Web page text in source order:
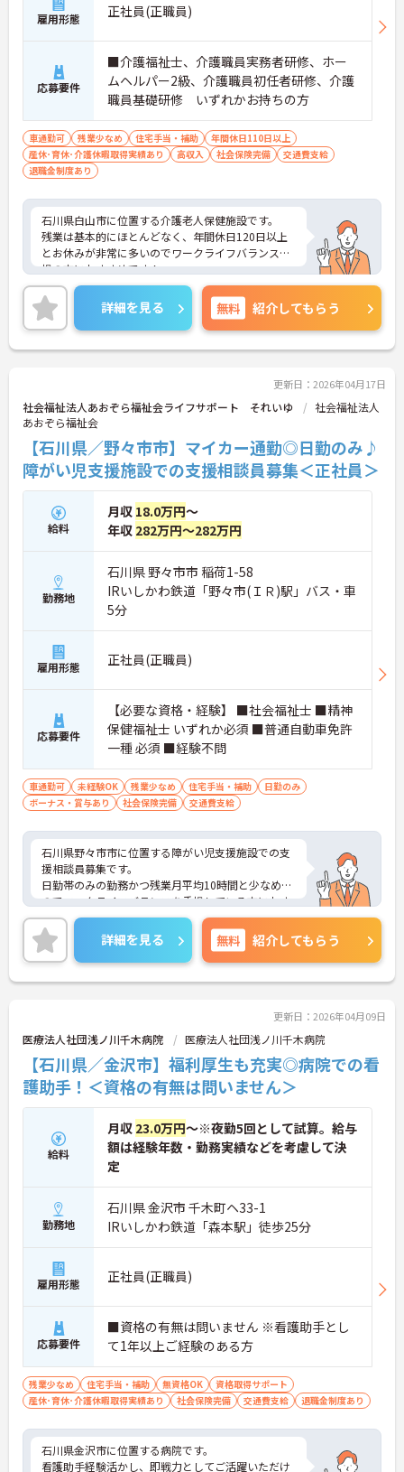
雇用形態 正社員(正職員)
応募要件
■介護福祉士、介護職員実務者研修、ホー
ムヘルパー2級、介護職員初任者研修、介護
職員基礎研修 いずれかお持ちの方
車通勤可 残業少なめ 住宅手当・補助
年間休日110日以上
産休･育休･介護休暇取得実績あり
高収入 社会保険完備
交通費支給
退職金制度あり
石川県白山市に位置する介護老人保健施設です。
残業は基本的にほとんどなく、年間休日120日以上
とお休みが非常に多いのでワークライフバランス重
視の方におすすめです！
住宅手当などの手当も充実しているため、長期的に
働きやすい環境です！
ご興味をお持ちの方には詳細の情報や面接のポイン
トをお伝えしますのでお気軽にお問い合わせくださ
いませ。
詳細を見る 無料 紹介してもらう
更新日：2026年04月17日
社会福祉法人あおぞら福祉会ライフサポート それいゆ
社会福祉法人
あおぞら福祉会
【石川県／野々市市】マイカー通勤◎日勤のみ♪
障がい児支援施設での支援相談員募集＜正社員＞
給料
月収 18.0万円～
年収 282万円～282万円
勤務地
石川県 野々市市 稲荷1-58
IRいしかわ鉄道「野々市(ＩＲ)駅」バス・車
5分
雇用形態 正社員(正職員)
応募要件
【必要な資格・経験】 ■社会福祉士 ■精神
保健福祉士 いずれか必須 ■普通自動車免許
一種 必須 ■経験不問
車通勤可 未経験OK 残業少なめ 住宅手当・補助
日勤のみ
ボーナス・賞与あり
社会保険完備 交通費支給
石川県野々市市に位置する障がい児支援施設での支
援相談員募集です。
日勤帯のみの勤務かつ残業月平均10時間と少なめな
のでワークライフバランスを重視している方におす
すめの求人です♪
ご興味のある方はご面接のポイントお伝えしますの
でご気軽にお問合せください。
詳細を見る 無料 紹介してもらう
更新日：2026年04月09日
医療法人社団浅ノ川千木病院 医療法人社団浅ノ川千木病院
【石川県／金沢市】福利厚生も充実◎病院での看
護助手！＜資格の有無は問いません＞
給料
月収 23.0万円～※夜勤5回として試算。給与
額は経験年数・勤務実績などを考慮して決
定
勤務地
石川県 金沢市 千木町ヘ33-1
IRいしかわ鉄道「森本駅」徒歩25分
雇用形態 正社員(正職員)
応募要件
■資格の有無は問いません ※看護助手とし
て1年以上ご経験のある方
残業少なめ 住宅手当・補助 無資格OK
資格取得サポート
産休･育休･介護休暇取得実績あり
社会保険完備 交通費支給 退職金制度あり
石川県金沢市に位置する病院です。
看護助手経験活かし、即戦力としてご活躍いただけ